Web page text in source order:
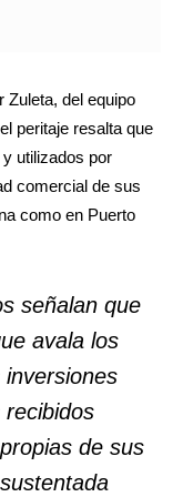
Zuleta, del equipo
peritaje resalta que
utilizados por
comercial de sus
como en Puerto
señalan que
avala los
de sus